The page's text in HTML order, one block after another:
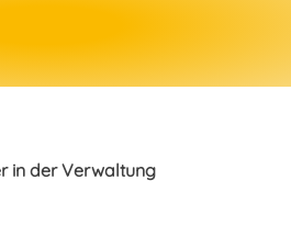
in der Verwaltung